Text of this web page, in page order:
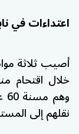
اعتداءات في
أصيب ثلاثة
خلال اقتحام
نقلهم إلى